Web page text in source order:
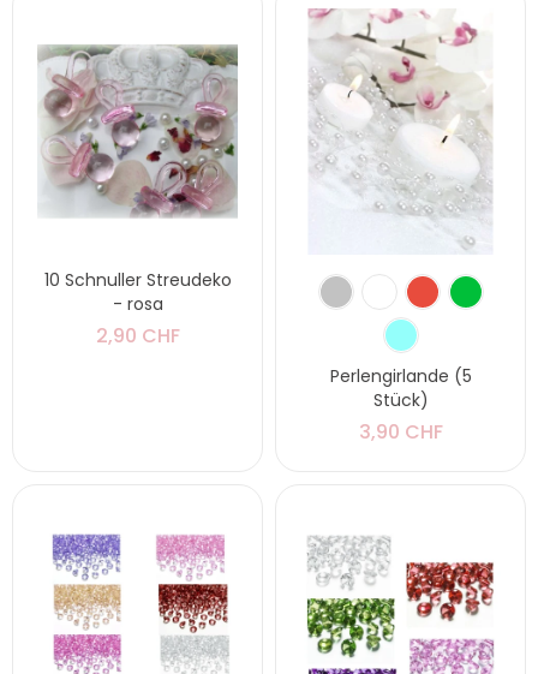
10 Schnuller Streudeko
- rosa
2,90 CHF
Perlengirlande (5
Stück)
3,90 CHF